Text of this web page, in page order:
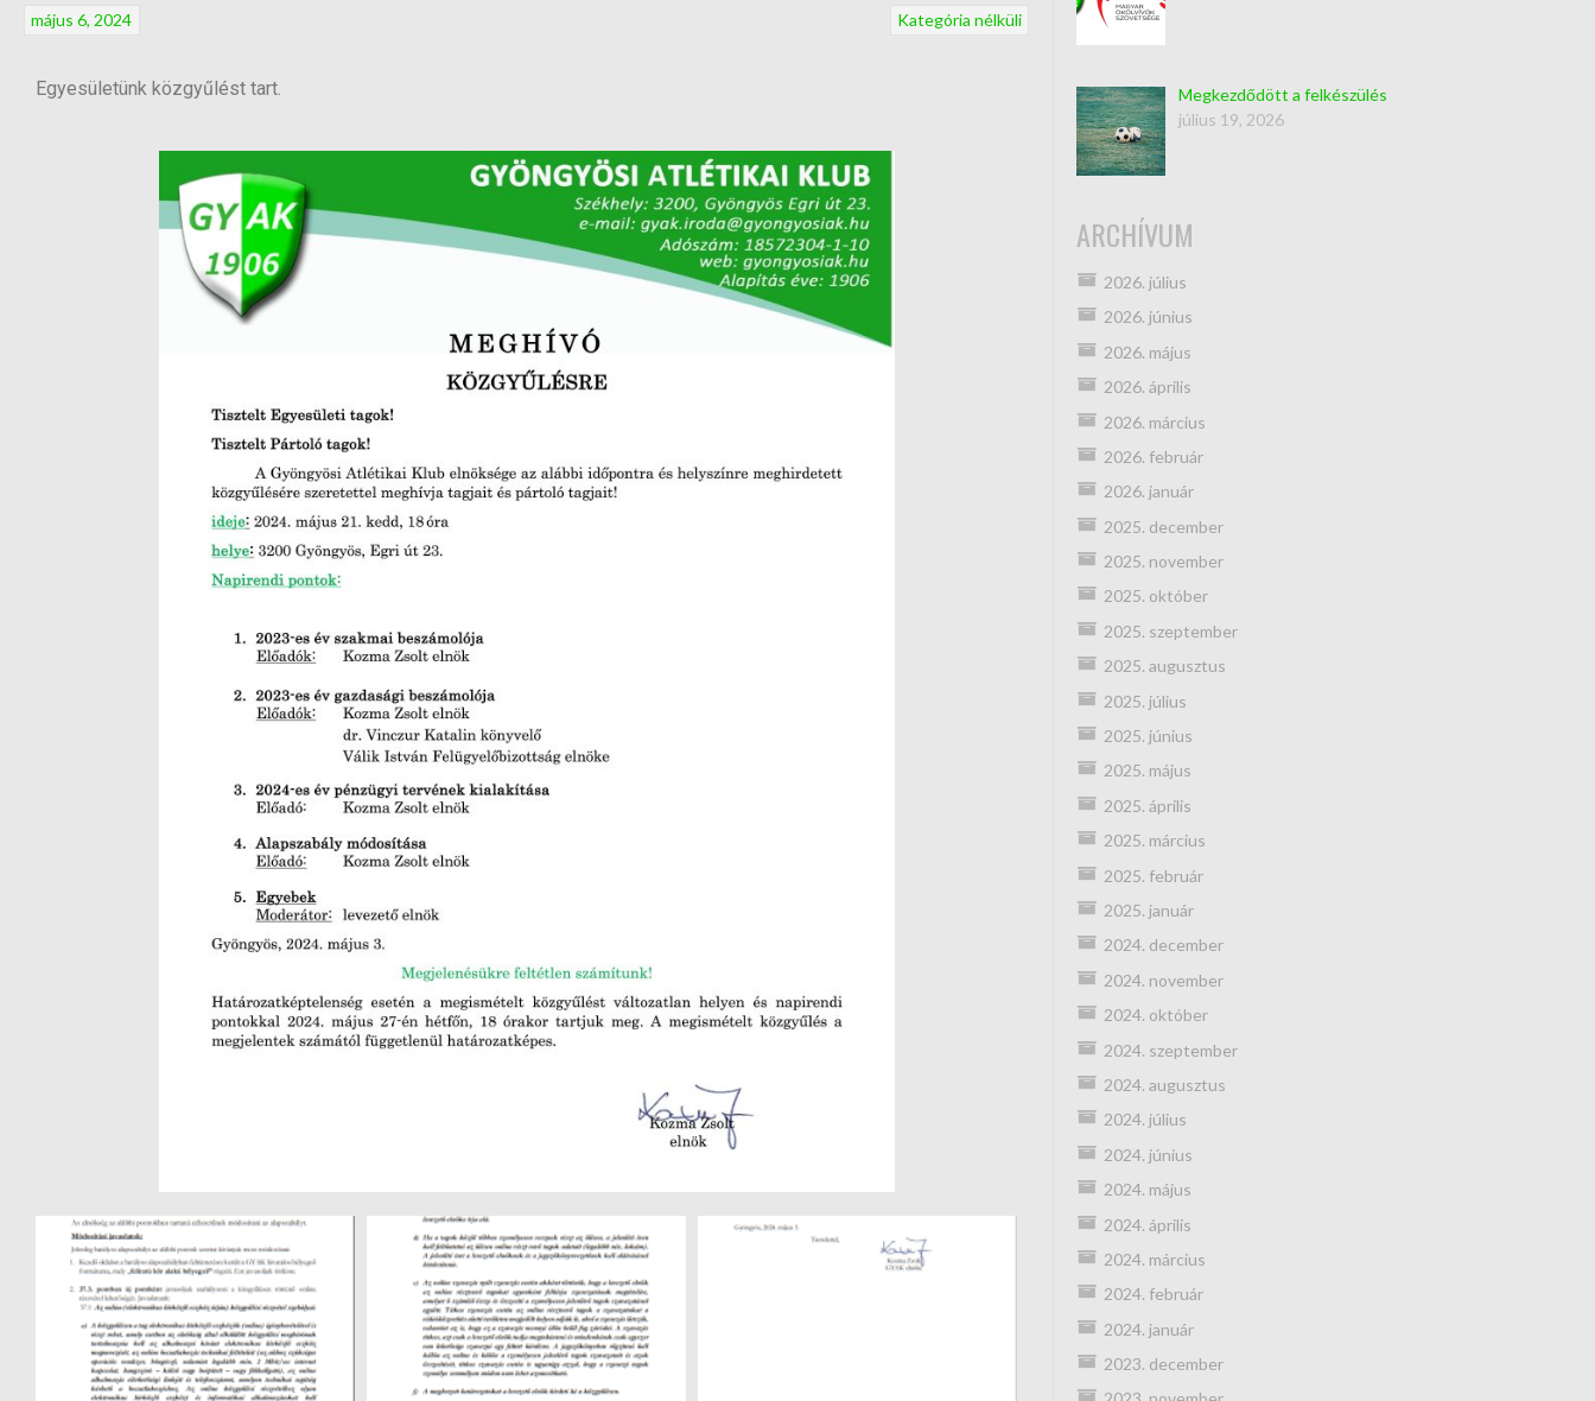
Kategória nélküli
május 6, 2024
Egyesületünk közgyűlést tart.
Megkezdődött a felkészülés
július 19, 2026
ARCHÍVUM
2026. július
2026. június
2026. május
2026. április
2026. március
2026. február
2026. január
2025. december
2025. november
2025. október
2025. szeptember
2025. augusztus
2025. július
2025. június
2025. május
2025. április
2025. március
2025. február
2025. január
2024. december
2024. november
2024. október
2024. szeptember
2024. augusztus
2024. július
2024. június
2024. május
2024. április
2024. március
2024. február
2024. január
2023. december